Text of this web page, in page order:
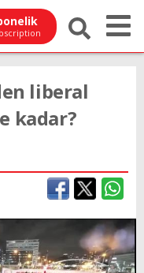
liberal
kadar?